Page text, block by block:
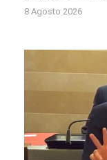
8 Agosto 2026